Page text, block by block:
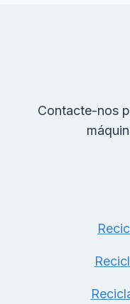
Contacte-nos